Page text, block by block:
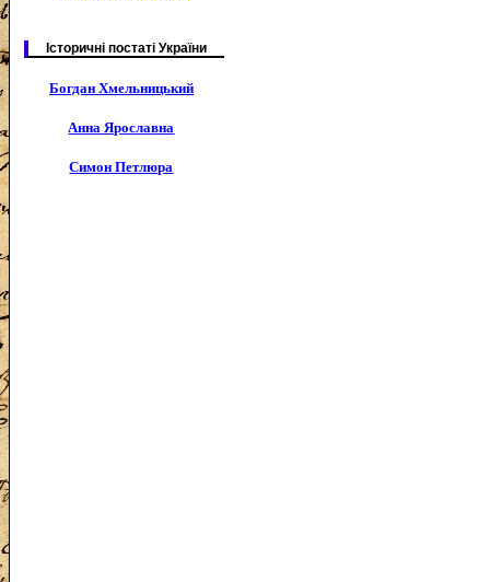
Історичні постаті України
Богдан Хмельницький
Анна Ярославна
Симон Петлюра